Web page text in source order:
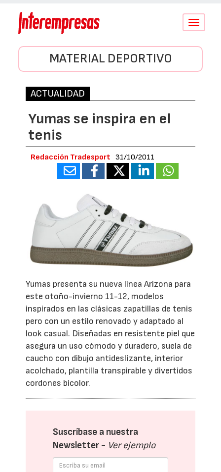
Conmutar
MATERIAL DEPORTIVO
ACTUALIDAD
Yumas se inspira en el
tenis
Redacción Tradesport 31/10/2011
Yumas presenta su nueva línea Arizona para
este otoño-invierno 11-12, modelos
inspirados en las clásicas zapatillas de tenis
pero con un estilo renovado y adaptado al
look casual. Diseñadas en resistente piel que
asegura un uso cómodo y duradero, suela de
caucho con dibujo antideslizante, interior
acolchado, plantilla transpirable y divertidos
cordones bicolor.
Suscríbase a nuestra
Newsletter - Ver ejemplo